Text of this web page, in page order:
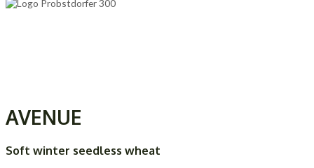
AVENUE
Soft winter seedless wheat